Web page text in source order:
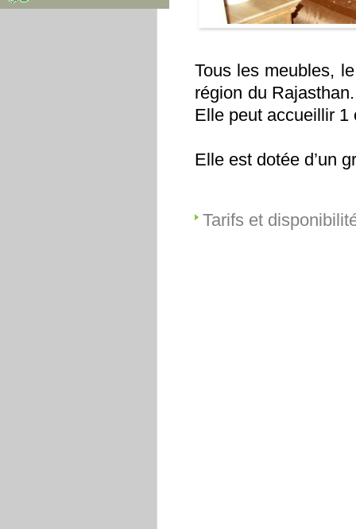
Tous les meubles,
région du
Elle peut accueillir 1
Elle est dotée d’un
Tarifs et